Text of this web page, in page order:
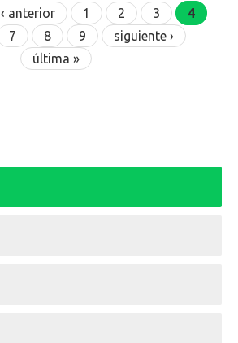
‹ anterior 1 2 3
4
7 8 9
siguiente ›
última »